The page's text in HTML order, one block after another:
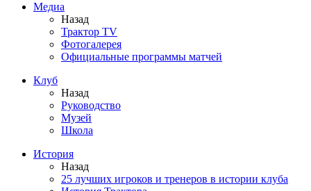
Медиа
Назад
Трактор TV
Фотогалерея
Официальные программы матчей
Клуб
Назад
Руководство
Музей
Школа
История
Назад
25 лучших игроков и тренеров в истории клуба